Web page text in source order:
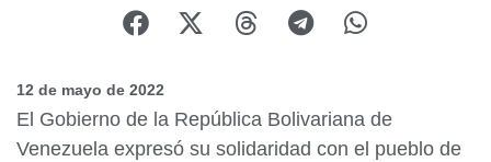
12 de mayo de 2022
El Gobierno de la República Bolivariana de
Venezuela expresó su solidaridad con el pueblo de